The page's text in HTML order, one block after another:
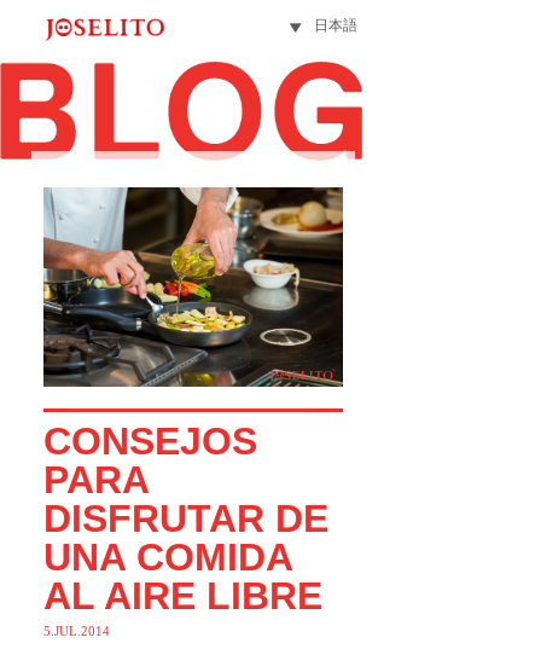
日本語
CONSEJOS
PARA
DISFRUTAR DE
UNA COMIDA
AL AIRE LIBRE
5.JUL.2014